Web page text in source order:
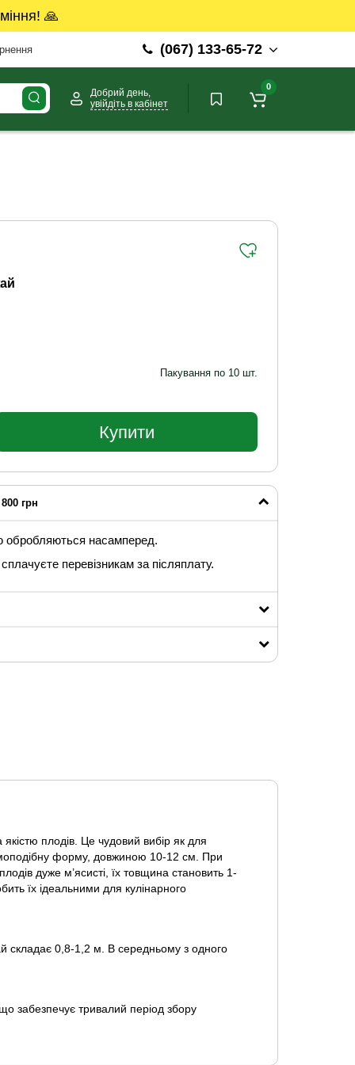
🙏
(067) 133-65-72
Добрий день,
увійдіть в кабінет
0
Пакування по 10 шт.
Купити
грн
обробляються насамперед.
перевізникам за післяплату.
плодів. Це чудовий вибір як для
форму, довжиною 10-12 см. При
дуже м’ясисті, їх товщина становить 1-
їх ідеальними для кулінарного
складає 0,8-1,2 м. В середньому з одного
забезпечує тривалий період збору